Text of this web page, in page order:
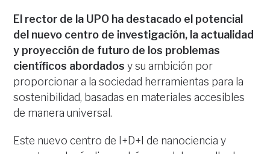
El rector de la UPO ha destacado el potencial
del nuevo centro de investigación, la actualidad
y proyección de futuro de los problemas
científicos abordados y su ambición por
proporcionar a la sociedad herramientas para la
sostenibilidad, basadas en materiales accesibles
de manera universal.
Este nuevo centro de I+D+I de nanociencia y